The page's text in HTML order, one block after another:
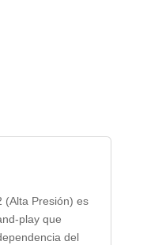
(Alta Presión) es
play que
del